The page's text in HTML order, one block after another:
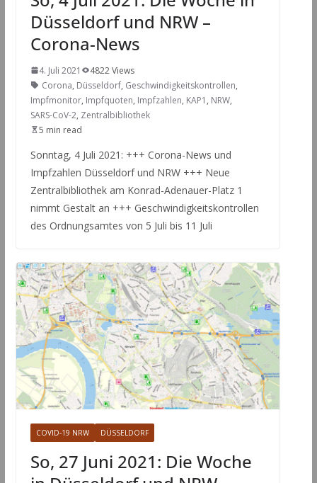
Düsseldorf und NRW –
Corona-News
4. Juli 2021
4822 Views
Corona, Düsseldorf, Geschwindigkeitskontrollen,
Impfmonitor, Impfquoten, Impfzahlen, KAP1 , NRW,
SARS-CoV-2, Zentralbibliothek
5 min read
Sonntag, 4 Juli 2021: +++ Corona-News und
Impfzahlen Düsseldorf und NRW +++ Neue
Zentralbibliothek am Konrad-Adenauer-Platz 1
nimmt Gestalt an +++ Geschwindigkeitskontrollen
des Ordnungsamtes von 5 Juli bis 11 Juli
COVID-19 NRW DÜSSELDORF
So, 27 Juni 2021: Die Woche